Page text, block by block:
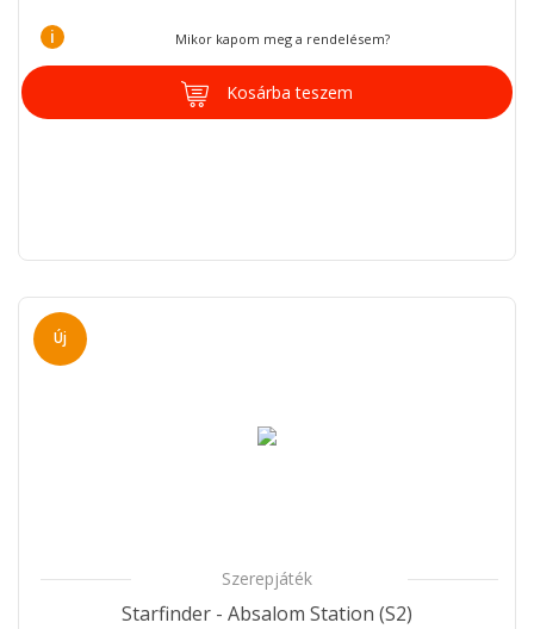
i Mikor kapom meg a rendelésem?
Kosárba teszem
Új
Szerepjáték
Starfinder - Absalom Station (S2)